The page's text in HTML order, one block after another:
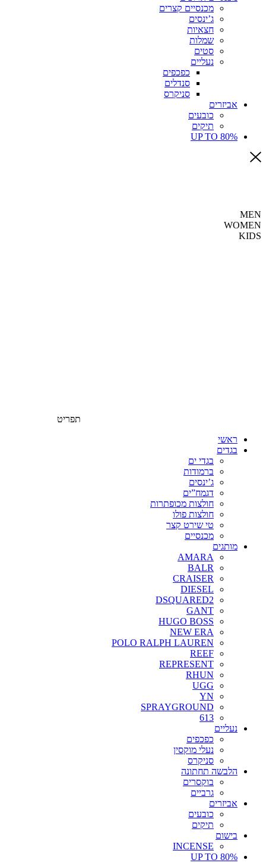
מכנסיים קצרים
ג’ינסים
חצאיות
שמלות
סטים
נעליים
כפכפים
סנדלים
סניקרס
אביזרים
כובעים
תיקים
UP TO 80%
MEN
WOMEN
KIDS
תפריט
ראשי
בגדים
בגדי ים
ברמודות
ג’ינסים
דגמח”ים
חולצות מכופתרות
חולצות פולו
טי שירט קצר
מכנסיים
מותגים
AMARA
BALR
CRAISER
DIESEL
DSQUARED2
GANT
HUGO BOSS
NEW ERA
POLO RALPH LAUREN
REEF
REPRESENT
RHUN
UGG
YN
SPRAYGROUND
613
נעליים
כפכפים
נעלי מוקסין
סניקרס
הלבשה תחתונה
בוקסרים
גרביים
אביזרים
כובעים
תיקים
בישום
INCENSE
UP TO 80%